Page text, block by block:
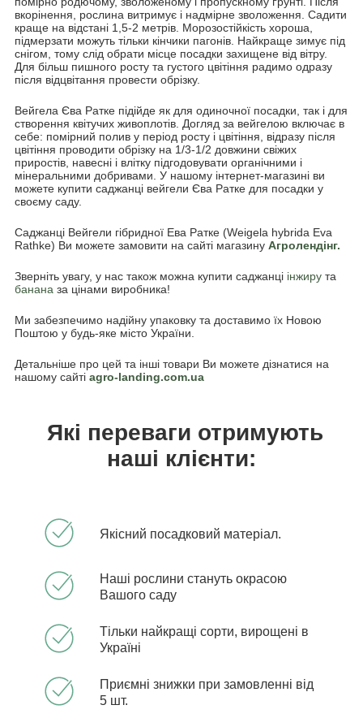
вкорінення, рослина витримує і надмірне зволоження. Садити
краще на відстані 1,5-2 метрів. Морозостійкість хороша,
підмерзати можуть тільки кінчики пагонів. Найкраще зимує під
снігом, тому слід обрати місце посадки захищене від вітру.
Для більш пишного росту та густого цвітіння радимо одразу
після відцвітання провести обрізку.
Вейгела Єва Ратке підійде як для одиночної посадки, так і для
створення квітучих живоплотів. Догляд за вейгелою включає в
себе: помірний полив у період росту і цвітіння, відразу після
цвітіння проводити обрізку на 1/3-1/2 довжини свіжих
приростів, навесні і влітку підгодовувати органічними і
мінеральними добривами. У нашому інтернет-магазині ви
можете купити саджанці вейгели Єва Ратке для посадки у
своєму саду.
Саджанці Вейгели гібридної Ева Ратке (Weigela hybrida Eva
Rathke) Ви можете замовити на сайті магазину Агролендінг.
Зверніть увагу, у нас також можна купити саджанці інжиру та
банана за цінами виробника!
Ми забезпечимо надійну упаковку та доставимо їх Новою
Поштою у будь-яке місто України.
Детальніше про цей та інші товари Ви можете дізнатися на
нашому сайті agro-landing.com.ua
Які переваги отримують
наші клієнти:
Якісний посадковий матеріал.
Наші рослини стануть окрасою
Вашого саду
Тільки найкращі сорти, вирощені в
Україні
Приємні знижки при замовленні від
5 шт.